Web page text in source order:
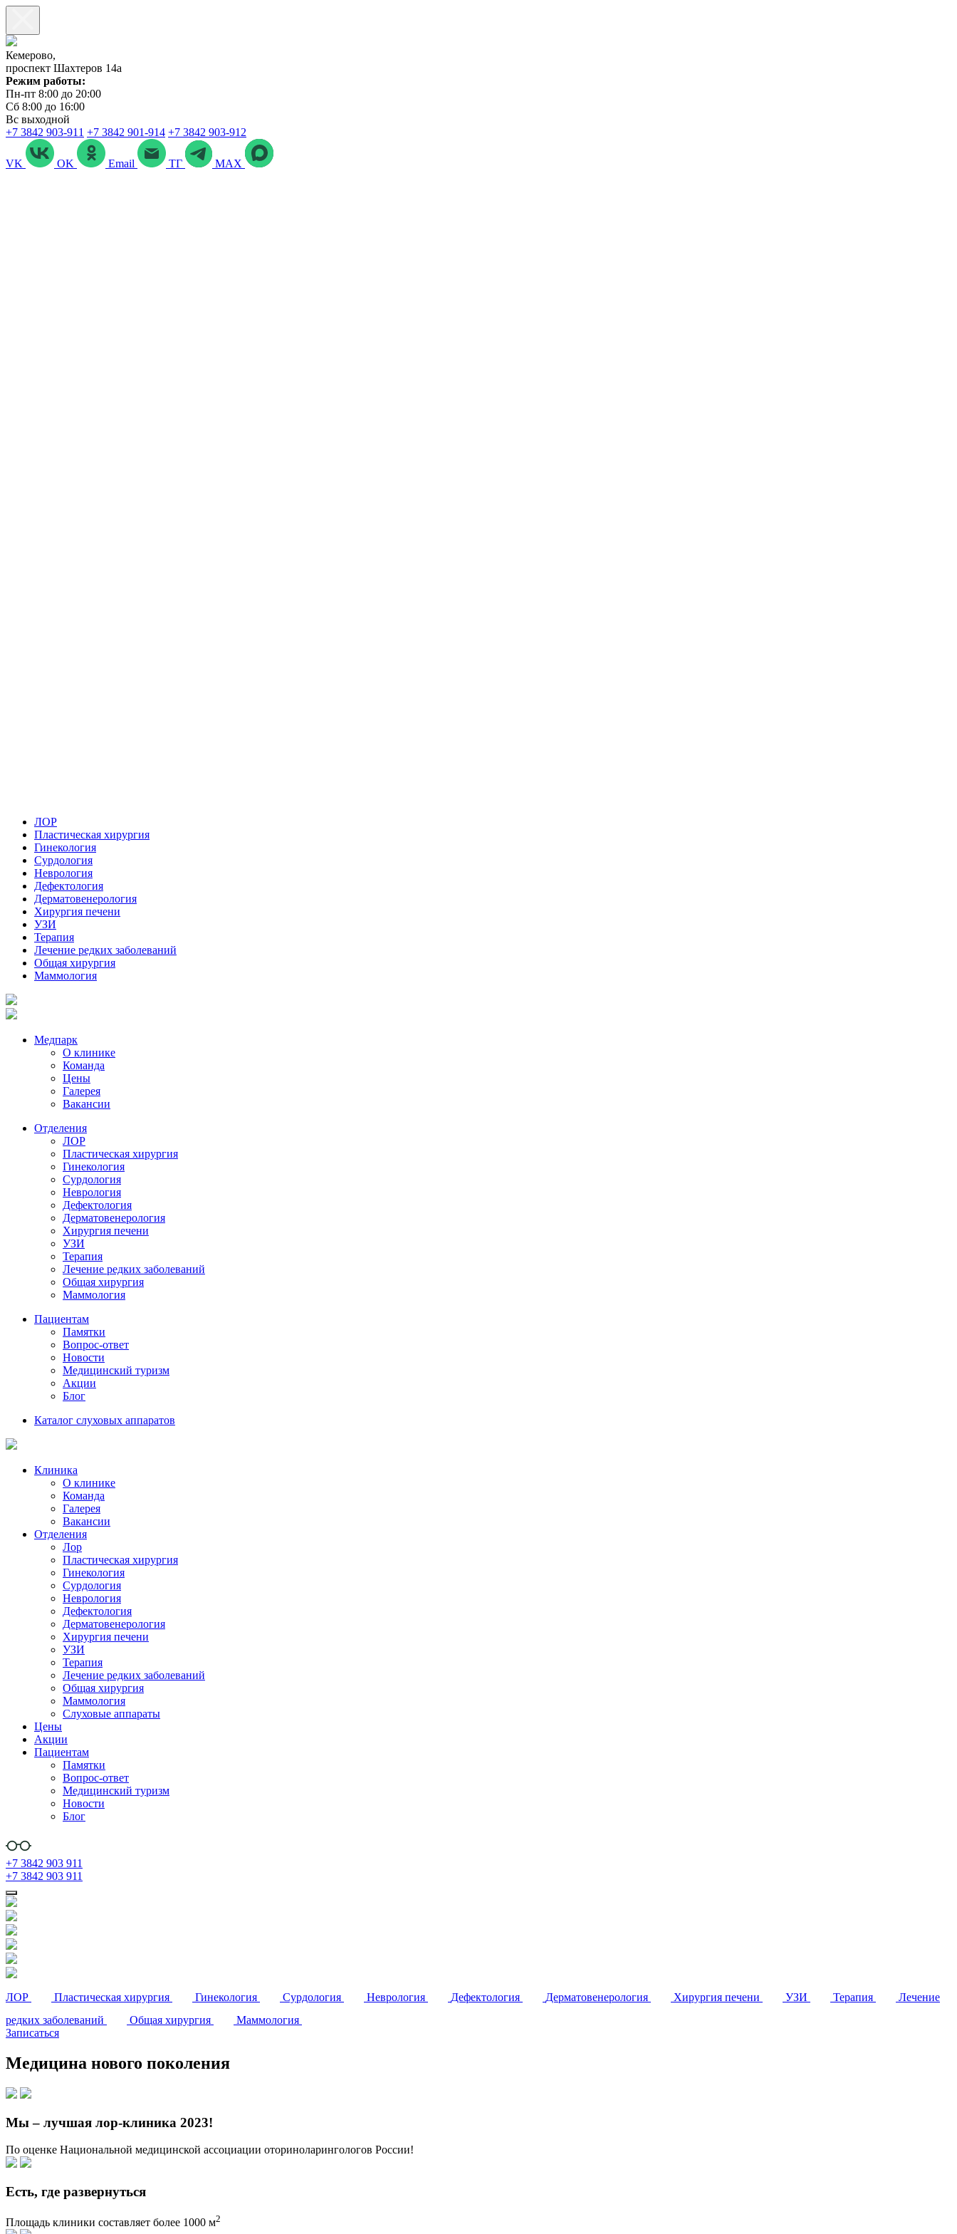
Кемерово,
проспект Шахтеров 14а
Режим работы:
Пн-пт 8:00 до 20:00
Сб 8:00 до 16:00
Вс выходной
+7 3842 903‑911 +7 3842 901‑914 +7 3842 903-912
VK OK Email ТГ MAX
ЛОР
Пластическая хирургия
Гинекология
Сурдология
Неврология
Дефектология
Дерматовенерология
Хирургия печени
УЗИ
Терапия
Лечение редких заболеваний
Общая хирургия
Маммология
Медпарк
О клинике
Команда
Цены
Галерея
Вакансии
Отделения
ЛОР
Пластическая хирургия
Гинекология
Сурдология
Неврология
Дефектология
Дерматовенерология
Хирургия печени
УЗИ
Терапия
Лечение редких заболеваний
Общая хирургия
Маммология
Пациентам
Памятки
Вопрос-ответ
Новости
Медицинский туризм
Акции
Блог
Каталог слуховых аппаратов
Клиника
О клинике
Команда
Галерея
Вакансии
Отделения
Лор
Пластическая хирургия
Гинекология
Сурдология
Неврология
Дефектология
Дерматовенерология
Хирургия печени
УЗИ
Терапия
Лечение редких заболеваний
Общая хирургия
Маммология
Слуховые аппараты
Цены
Акции
Пациентам
Памятки
Вопрос-ответ
Медицинский туризм
Новости
Блог
+7 3842 903 911
+7 3842 903 911
ЛОР Пластическая хирургия Гинекология Сурдология Неврология Дефектология Дерматовенерология Хирургия печени УЗИ Терапия
Лечение
редких заболеваний
Общая хирургия
Маммология
Записаться
Медицина нового поколения
Мы – лучшая лор-клиника 2023!
По оценке Национальной медицинской ассоциации оториноларингологов России!
Есть, где развернуться
Площадь клиники составляет более 1000 м2